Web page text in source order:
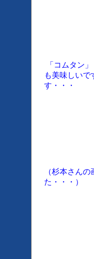
「コムタン
も美味しい
す・・・
（杉本さん
た・・・）